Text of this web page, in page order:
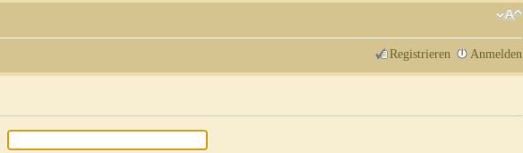
Registrieren Anmelden